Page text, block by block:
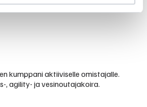
kumppani aktiiviselle omistajalle.
, agility- ja vesinoutajakoira.